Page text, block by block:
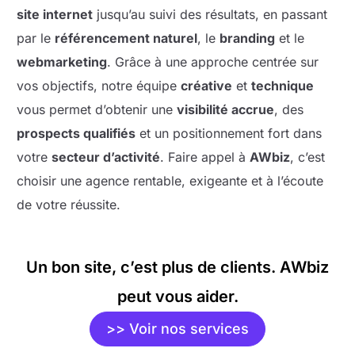
site internet jusqu’au suivi des résultats, en passant
par le référencement naturel, le branding et le
webmarketing. Grâce à une approche centrée sur
vos objectifs, notre équipecréative ettechnique
vous permet d’obtenir unevisibilité accrue, des
prospects qualifiés et un positionnement fort dans
votresecteur d’activité. Faire appel àAWbiz, c’est
choisir une agence rentable, exigeante et à l’écoute
de votre réussite.
Un bon site, c’est plus de clients. AWbiz
peut vous aider.
>> Voir nos services